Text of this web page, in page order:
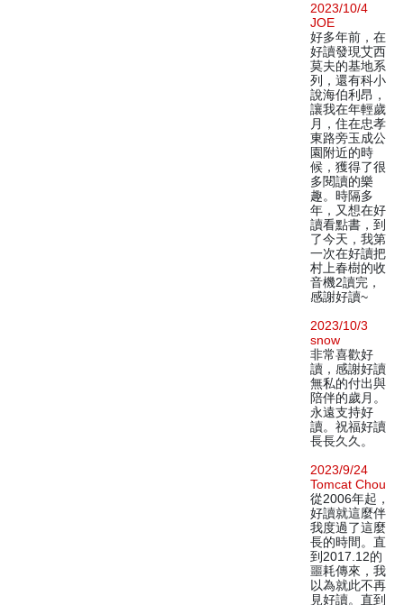
2023/10/4
JOE
好多年前，在
好讀發現艾西
莫夫的基地系
列，還有科小
說海伯利昂，
讓我在年輕歲
月，住在忠孝
東路旁玉成公
園附近的時
候，獲得了很
多閱讀的樂
趣。時隔多
年，又想在好
讀看點書，到
了今天，我第
一次在好讀把
村上春樹的收
音機2讀完，
感謝好讀~
2023/10/3
snow
非常喜歡好
讀，感謝好讀
無私的付出與
陪伴的歲月。
永遠支持好
讀。祝福好讀
長長久久。
2023/9/24
Tomcat Chou
從2006年起，
好讀就這麼伴
我度過了這麼
長的時間。直
到2017.12的
噩耗傳來，我
以為就此不再
見好讀。直到